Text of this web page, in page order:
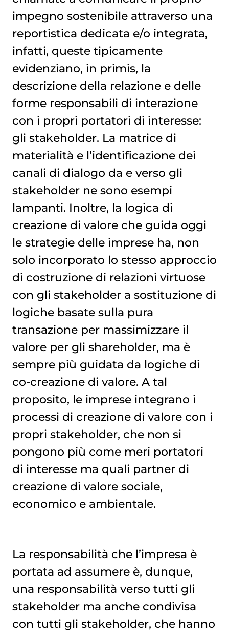
impegno sostenibile attraverso una
reportistica dedicata e/o integrata,
infatti, queste tipicamente
evidenziano, in primis, la
descrizione della relazione e delle
forme responsabili di interazione
con i propri portatori di interesse:
gli stakeholder. La matrice di
materialità e l’identificazione dei
canali di dialogo da e verso gli
stakeholder ne sono esempi
lampanti. Inoltre, la logica di
creazione di valore che guida oggi
le strategie delle imprese ha, non
solo incorporato lo stesso approccio
di costruzione di relazioni virtuose
con gli stakeholder a sostituzione di
logiche basate sulla pura
transazione per massimizzare il
valore per gli shareholder, ma è
sempre più guidata da logiche di
co-creazione di valore. A tal
proposito, le imprese integrano i
processi di creazione di valore con i
propri stakeholder, che non si
pongono più come meri portatori
di interesse ma quali partner di
creazione di valore sociale,
economico e ambientale.
La responsabilità che l’impresa è
portata ad assumere è, dunque,
una responsabilità verso tutti gli
stakeholder ma anche condivisa
con tutti gli stakeholder, che hanno